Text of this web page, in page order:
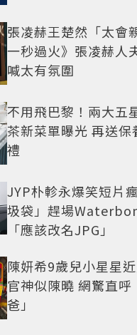
張凌赫王楚然「太會
一秒過火》張凌赫人
喊太有氛圍
不用飛巴黎！兩大五
茶新菜單曝光 再送保
禮
JYP朴軫永爆笑短片
圾袋」趕場
「應該改名JPG」
陳妍希9歲兒小星星
官神似陳曉 網驚直呼
爸」